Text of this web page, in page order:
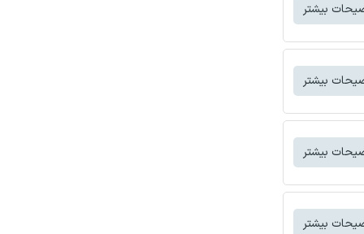
بیشتر
بیشتر
بیشتر
بیشتر